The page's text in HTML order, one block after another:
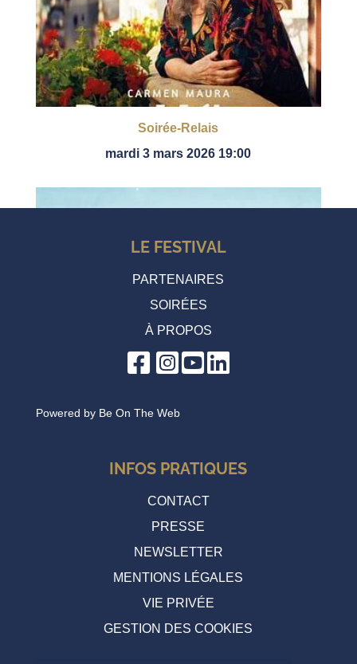
Soirée-Relais
mardi 3 mars 2026 19:00
LE FESTIVAL
PARTENAIRES
SOIRÉES
À PROPOS
Powered by Be On The Web
INFOS PRATIQUES
CONTACT
PRESSE
NEWSLETTER
MENTIONS LÉGALES
VIE PRIVÉE
GESTION DES COOKIES